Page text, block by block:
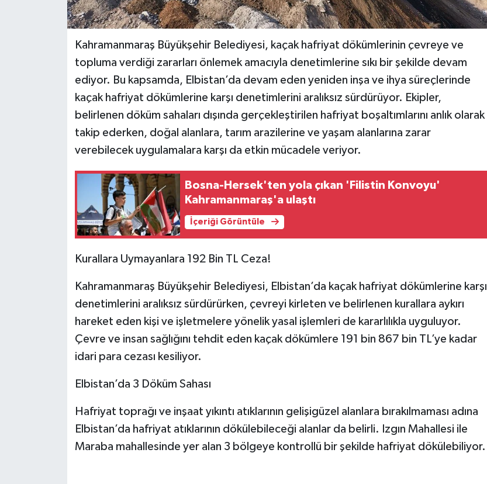
Kahramanmaraş Büyükşehir Belediyesi, kaçak hafriyat dökümlerinin çevreye ve
topluma verdiği zararları önlemek amacıyla denetimlerine sıkı bir şekilde devam
ediyor. Bu kapsamda, Elbistan’da devam eden yeniden inşa ve ihya süreçlerinde
kaçak hafriyat dökümlerine karşı denetimlerini aralıksız sürdürüyor. Ekipler,
belirlenen döküm sahaları dışında gerçekleştirilen hafriyat boşaltımlarını anlık olarak
takip ederken, doğal alanlara, tarım arazilerine ve yaşam alanlarına zarar
verebilecek uygulamalara karşı da etkin mücadele veriyor.
Bosna-Hersek'ten yola çıkan 'Filistin Konvoyu'
Kahramanmaraş'a ulaştı
İçeriği Görüntüle
Kurallara Uymayanlara 192 Bin TL Ceza!
Kahramanmaraş Büyükşehir Belediyesi, Elbistan’da kaçak hafriyat dökümlerine karşı
denetimlerini aralıksız sürdürürken, çevreyi kirleten ve belirlenen kurallara aykırı
hareket eden kişi ve işletmelere yönelik yasal işlemleri de kararlılıkla uyguluyor.
Çevre ve insan sağlığını tehdit eden kaçak dökümlere 191 bin 867 bin TL’ye kadar
idari para cezası kesiliyor.
Elbistan’da 3 Döküm Sahası
Hafriyat toprağı ve inşaat yıkıntı atıklarının gelişigüzel alanlara bırakılmaması adına
Elbistan’da hafriyat atıklarının dökülebileceği alanlar da belirli. Izgın Mahallesi ile
Maraba mahallesinde yer alan 3 bölgeye kontrollü bir şekilde hafriyat dökülebiliyor.